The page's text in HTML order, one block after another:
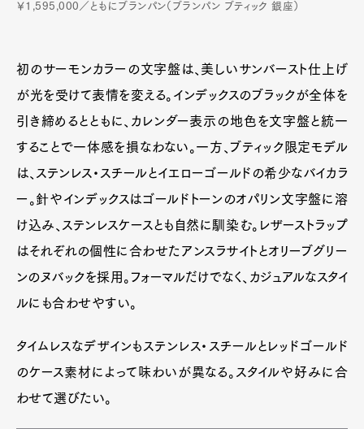
￥1,595,000／ともにブランパン（ブランパン ブティック 銀座）
初のサーモンカラーの文字盤は、美しいサンバースト仕上げ
が光を受けて表情を変える。インデックスのブラックが全体を
引き締めるとともに、カレンダー表示の地色を文字盤と統一
することで一体感を損なわない。一方、ブティック限定モデル
は、ステンレス・スチールとイエローゴールドの希少なバイカラ
ー。針やインデックスはゴールドトーンのオパリン文字盤に溶
け込み、ステンレスケースとも自然に馴染む。レザーストラップ
はそれぞれの個性に合わせたアンスラサイトとオリーブグリー
ンのヌバックを採用。フォーマルだけでなく、カジュアルなスタイ
ルにも合わせやすい。
タイムレスなデザインもステンレス・スチールとレッドゴールド
のケース素材によって味わいが異なる。スタイルや好みに合
わせて選びたい。